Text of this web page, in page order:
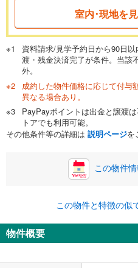
一般的には最長35年まで借り
が完済時の年齢は80歳までを
閉じる
頭金
0万円
自己資金から住宅購入にかけ
い。一般的には物件価格の2
閉じる
ボーナス
0円
ナス時の増額分（1回分）を
ボーナス払いの限度額は金融
閉じる
月々の返済額
室内･現地を
資料請求/見学予約日から90日
渡・残金決済完了が条件。当該
外。
成約した物件価格に応じて付与
異なる場合あり。
PayPayポイントは出金と譲渡
トアでも利用可能。
その他条件等の詳細は 説明ページを
この物件
この物件と特徴の似
物件概要